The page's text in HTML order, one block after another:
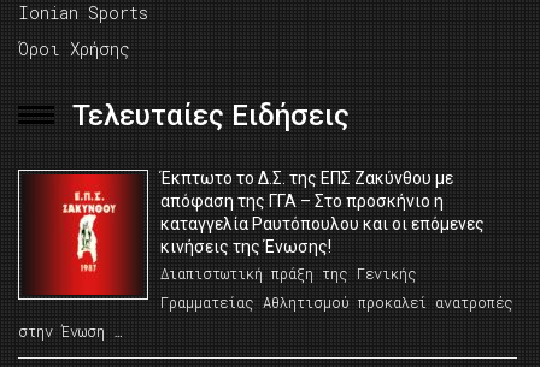
Ionian Sports
Όροι Χρήσης
Τελευταίες Ειδήσεις
Έκπτωτο το Δ.Σ. της ΕΠΣ Ζακύνθου με
απόφαση της ΓΓΑ – Στο προσκήνιο η
καταγγελία Ραυτόπουλου και οι επόμενες
κινήσεις της Ένωσης!
Διαπιστωτική πράξη της Γενικής
Γραμματείας Αθλητισμού προκαλεί ανατροπές
στην Ένωση …